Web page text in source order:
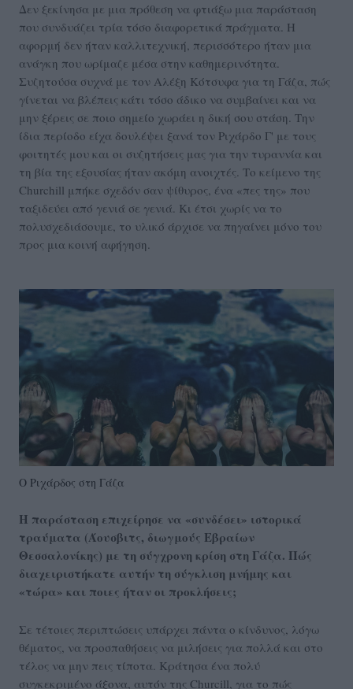
Δεν ξεκίνησα με μια πρόθεση να φτιάξω μια παράσταση
που συνδυάζει τρία τόσο διαφορετικά πράγματα. Η
αφορμή δεν ήταν καλλιτεχνική, περισσότερο ήταν μια
ανάγκη που ωρίμαζε μέσα στην καθημερινότητα.
Συζητούσα συχνά με τον Αλέξη Κότσυφα για τη Γάζα, πώς
γίνεται να βλέπεις κάτι τόσο άδικο να συμβαίνει και να
μην ξέρεις σε ποιο σημείο χωράει η δική σου στάση. Την
ίδια περίοδο είχα δουλέψει ξανά τον Ριχάρδο Γ' με τους
φοιτητές μου και οι συζητήσεις μας για την τυραννία και
τη βία της εξουσίας ήταν ακόμη ανοιχτές. Το κείμενο της
Churchill μπήκε σχεδόν σαν ψίθυρος, ένα «πες της» που
ταξιδεύει από γενιά σε γενιά. Κι έτσι χωρίς να το
πολυσχεδιάσουμε, το υλικό άρχισε να πηγαίνει μόνο του
προς μια κοινή αφήγηση.
Ο Ριχάρδος στη Γάζα
Η παράσταση επιχείρησε να «συνδέσει» ιστορικά
τραύματα (Άουσβιτς, διωγμούς Εβραίων
Θεσσαλονίκης) με τη σύγχρονη κρίση στη Γάζα. Πώς
διαχειριστήκατε αυτήν τη σύγκλιση μνήμης και
«τώρα» και ποιες ήταν οι προκλήσεις;
Σε τέτοιες περιπτώσεις υπάρχει πάντα ο κίνδυνος, λόγω
θέματος, να προσπαθήσεις να μιλήσεις για πολλά και στο
τέλος να μην πεις τίποτα. Κράτησα ένα πολύ
συγκεκριμένο άξονα, αυτόν της Churcill, για το πώς